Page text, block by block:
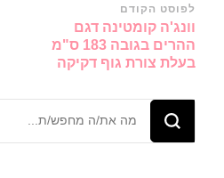
ניווט
ברשומות
לפוסט הקודם
וונג'ה קומטינה דגם
ההרים בגובה 183 ס"מ
בעלת צורת גוף דקיקה
מחפש/ת
משהו?